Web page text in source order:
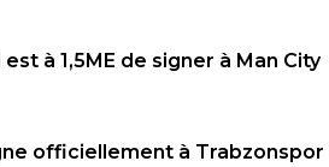
à 1,5ME de signer à Man City
officiellement à Trabzonspor